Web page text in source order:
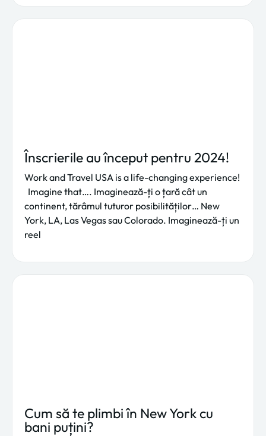
Înscrierile au început pentru 2024!
Work and Travel USA is a life-changing experience!
Imagine that…. Imaginează-ți o țară cât un
continent, tărâmul tuturor posibilităților… New
York, LA, Las Vegas sau Colorado. Imaginează-ți un
reel
Cum să te plimbi în New York cu
bani puțini?